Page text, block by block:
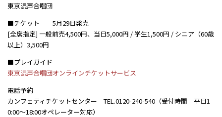
東京混声合唱団
■チケット 5月29日発売
[全席指定] 一般前売4,500円、当日5,000円 / 学生1,500円 / シニア（60歳
以上）3,500円
■プレイガイド
東京混声合唱団オンラインチケットサービス
電話予約
カンフェティチケットセンター TEL.0120-240-540（受付時間 平日1
0:00～18:00オペレーター対応）